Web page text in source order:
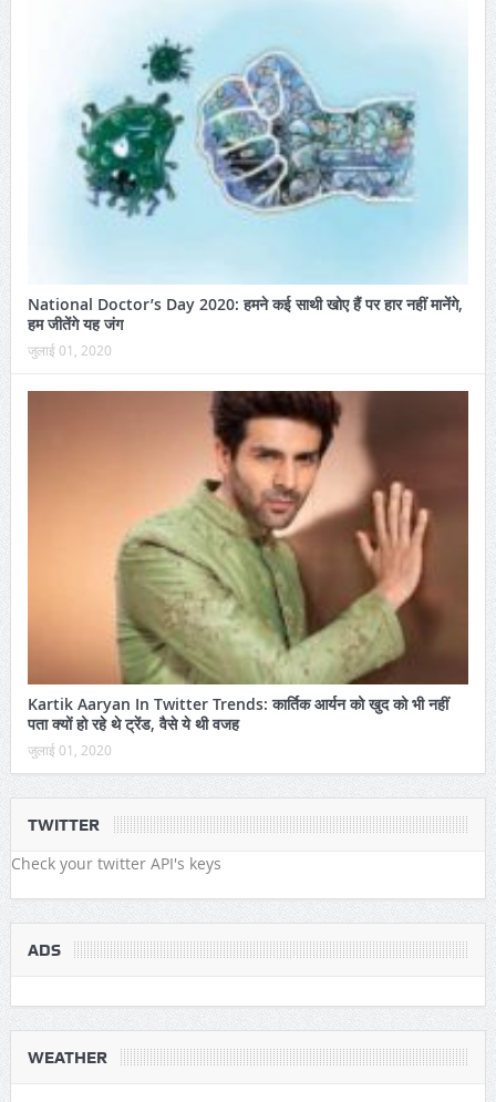
National Doctor’s Day 2020: हमने कई साथी खोए हैं पर हार नहीं मानेंगे,
हम जीतेंगे यह जंग
जुलाई 01, 2020
Kartik Aaryan In Twitter Trends: कार्तिक आर्यन को खुद को भी नहीं
पता क्यों हो रहे थे ट्रेंड, वैसे ये थी वजह
जुलाई 01, 2020
TWITTER
Check your twitter API's keys
ADS
WEATHER